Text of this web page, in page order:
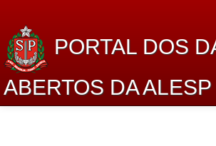
PORTAL DOS
ABERTOS DA ALESP